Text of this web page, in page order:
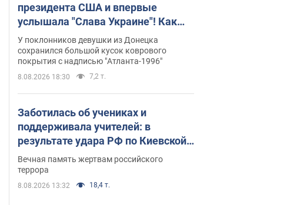
президента США и впервые
услышала "Слава Украине"! Как
сложилась судьба Подкопаевой,
которая 30 лет назад завоевала
"золото" Олимпиады
У поклонников девушки из Донецка
сохранился большой кусок коврового
покрытия с надписью "Атланта-1996"
8.08.2026 18:30 7,2 т.
Заботилась об учениках и
поддерживала учителей: в
результате удара РФ по Киевской
области погибли директор
киевского лицея, её муж и внук
Вечная память жертвам российского
террора
8.08.2026 13:32 18,4 т.